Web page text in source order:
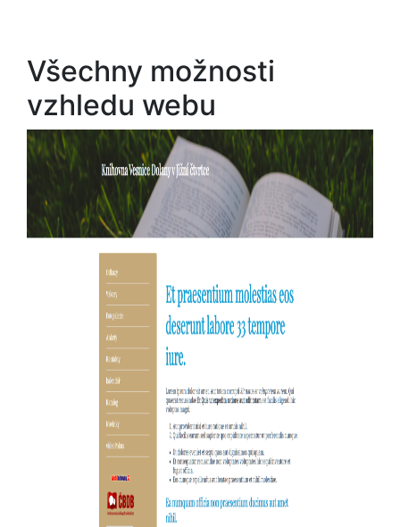
Všechny možnosti
vzhledu webu
Previous